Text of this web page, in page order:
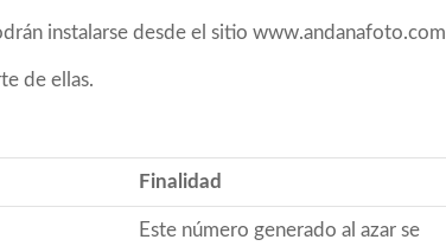
instalarse desde el sitio www.andanafoto.com
de ellas.
Finalidad
Este número generado al azar se